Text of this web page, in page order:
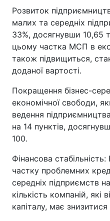
Розвиток
малих та середніх
33%, досягнувши 10,65
цьому частка МСП в
також підвищиться,
доданої вартості.
Покращення бізнес-
економічної свободи,
ведення
на 14 пунктів,
100.
Фінансова
частку проблемних
середніх підприємств
кількість компаній, які
капіталу, має знизитися